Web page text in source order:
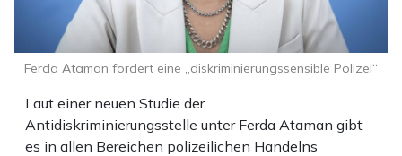
Laut einer neuen Studie der
Antidiskriminierungsstelle unter Ferda Ataman gibt
es in allen Bereichen polizeilichen Handelns
Ferda Ataman fordert eine „diskriminierungssensible Polizei“